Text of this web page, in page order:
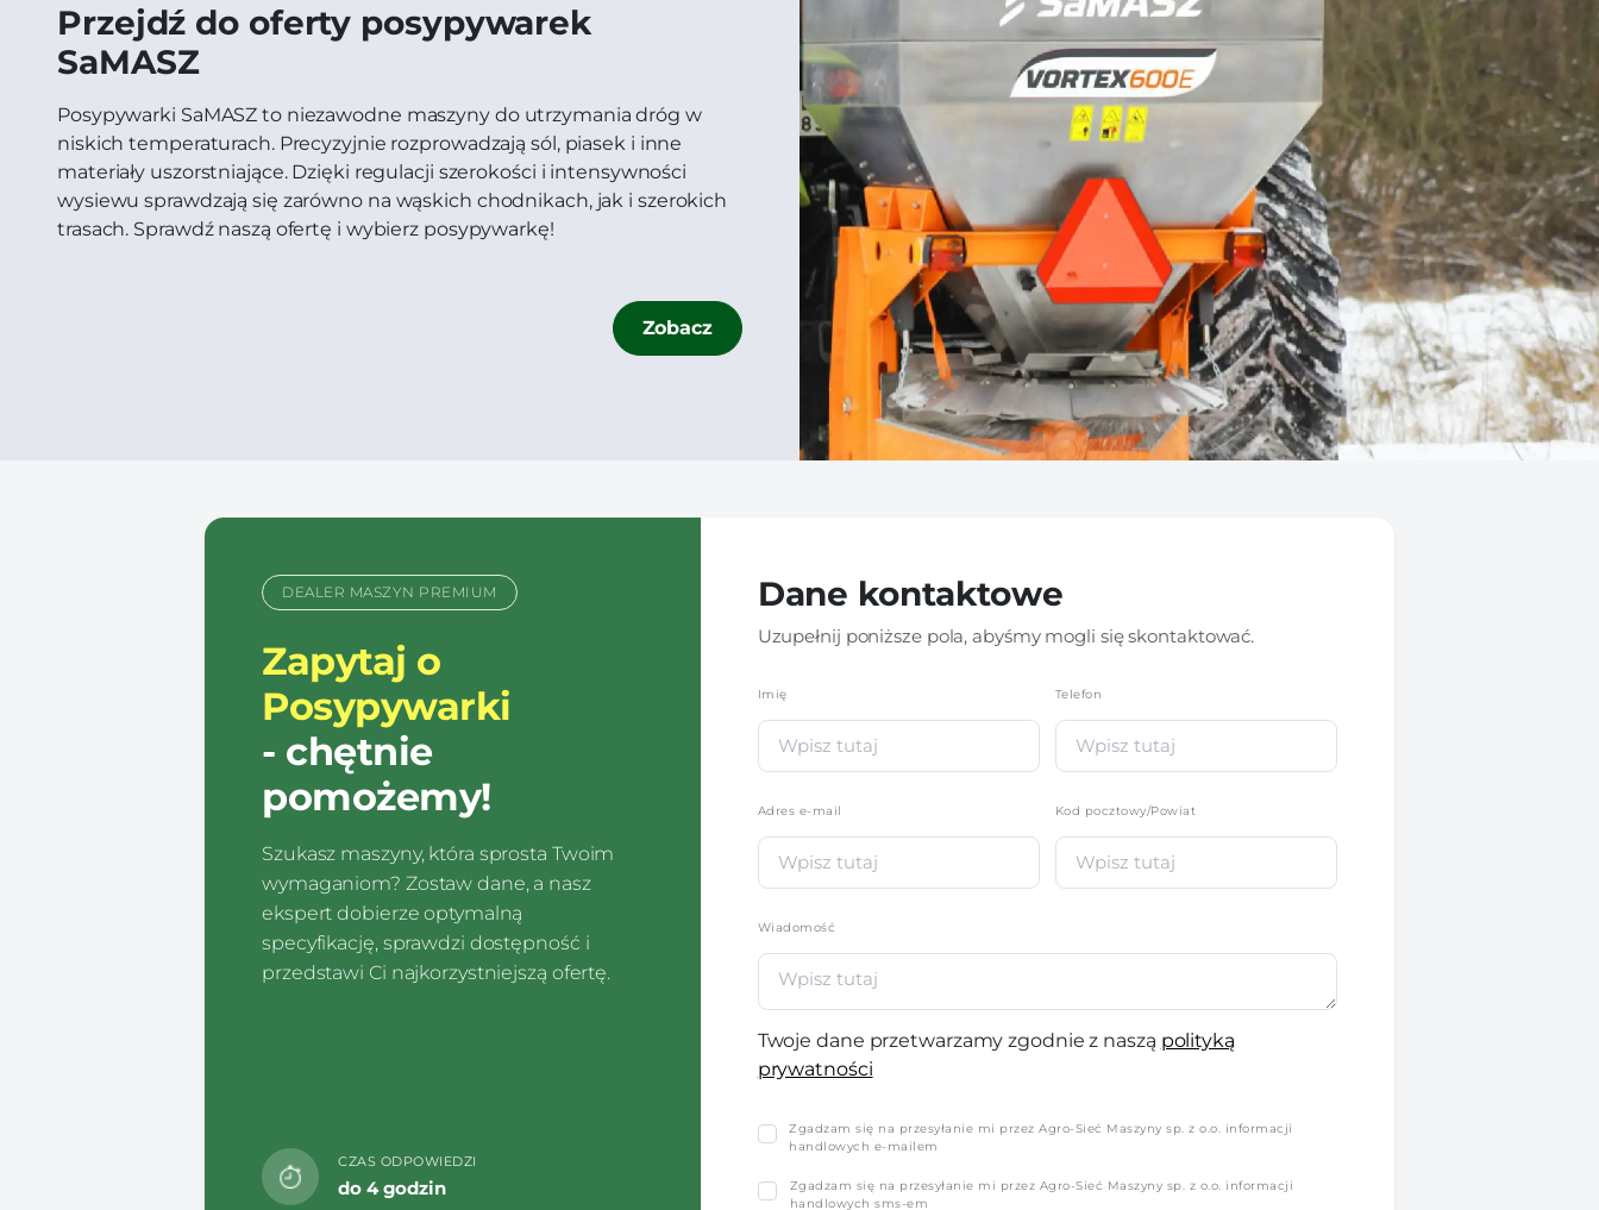
Przejdź do oferty posypywarek
SaMASZ
Posypywarki SaMASZ to niezawodne maszyny do utrzymania dróg w
niskich temperaturach. Precyzyjnie rozprowadzają sól, piasek i inne
materiały uszorstniające. Dzięki regulacji szerokości i intensywności
wysiewu sprawdzają się zarówno na wąskich chodnikach, jak i szerokich
trasach. Sprawdź naszą ofertę i wybierz posypywarkę!
Zobacz
DEALER MASZYN PREMIUM
Zapytaj o
Posypywarki
- chętnie
pomożemy!
Szukasz maszyny, która sprosta Twoim
wymaganiom? Zostaw dane, a nasz
ekspert dobierze optymalną
specyfikację, sprawdzi dostępność i
przedstawi Ci najkorzystniejszą ofertę.
CZAS ODPOWIEDZI
do 4 godzin
Dane kontaktowe
Uzupełnij poniższe pola, abyśmy mogli się skontaktować.
Imię Telefon
Adres e-mail Kod pocztowy/Powiat
Wiadomość
Twoje dane przetwarzamy zgodnie z naszą polityką
prywatności
Zgadzam się na przesyłanie mi przez Agro-Sieć Maszyny sp. z o.o. informacji
handlowych e-mailem
Zgadzam się na przesyłanie mi przez Agro-Sieć Maszyny sp. z o.o. informacji
handlowych sms-em